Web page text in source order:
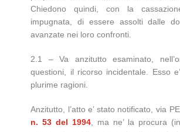
Chiedono quindi, con la
impugnata, di essere assolti dalle
avanzate nei loro confronti.
2.1 – Va anzitutto esaminato,
questioni, il ricorso incidentale. Esso
plurime ragioni.
Anzitutto, l’atto e’ stato notificato, via
n. 53 del 1994 , ma ne’ la procura